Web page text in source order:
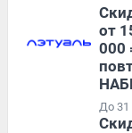
от
000
До 31